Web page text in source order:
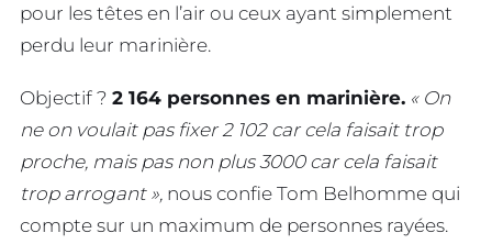
pour les têtes en l’air ou ceux ayant simplement
perdu leur marinière.
Objectif ? 2 164 personnes en marinière. « On
ne on voulait pas fixer 2 102 car cela faisait trop
proche, mais pas non plus 3000 car cela faisait
trop arrogant », nous confie Tom Belhomme qui
compte sur un maximum de personnes rayées.